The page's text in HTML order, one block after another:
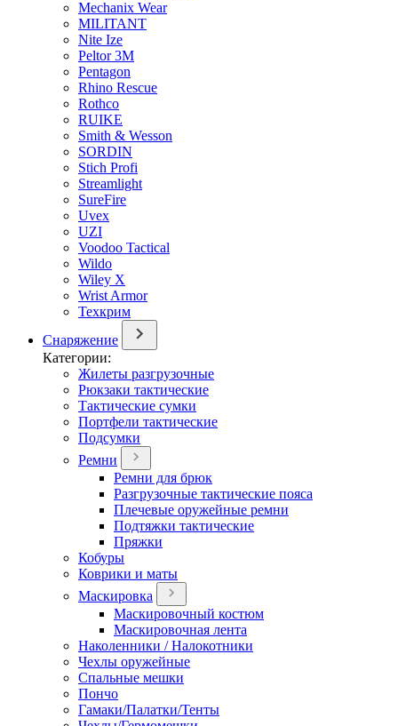
Mechanix Wear
MILITANT
Nite Ize
Peltor 3M
Pentagon
Rhino Rescue
Rothco
RUIKE
Smith & Wesson
SORDIN
Stich Profi
Streamlight
SureFire
Uvex
UZI
Voodoo Tactical
Wildo
Wiley X
Wrist Armor
Техкрим
Снаряжение
Категории:
Жилеты разгрузочные
Рюкзаки тактические
Тактические сумки
Портфели тактические
Подсумки
Ремни
Ремни для брюк
Разгрузочные тактические пояса
Плечевые оружейные ремни
Подтяжки тактические
Пряжки
Кобуры
Коврики и маты
Маскировка
Маскировочный костюм
Маскировочная лента
Наколенники / Налокотники
Чехлы оружейные
Спальные мешки
Пончо
Гамаки/Палатки/Тенты